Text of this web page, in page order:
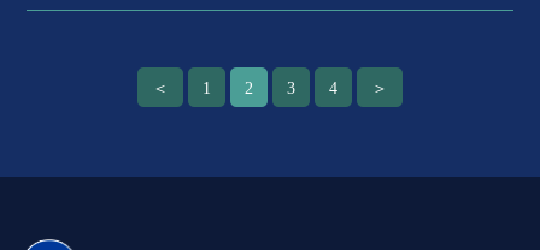
＜ 1 2 3 4 ＞